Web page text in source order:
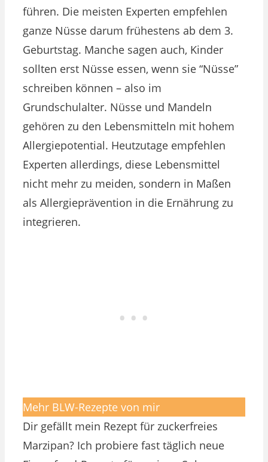
führen. Die meisten Experten empfehlen
ganze Nüsse darum frühestens ab dem 3.
Geburtstag. Manche sagen auch, Kinder
sollten erst Nüsse essen, wenn sie “Nüsse”
schreiben können – also im
Grundschulalter. Nüsse und Mandeln
gehören zu den Lebensmitteln mit hohem
Allergiepotential. Heutzutage empfehlen
Experten allerdings, diese Lebensmittel
nicht mehr zu meiden, sondern in Maßen
als Allergieprävention in die Ernährung zu
integrieren.
Mehr BLW-Rezepte von mir
Dir gefällt mein Rezept für zuckerfreies
Marzipan? Ich probiere fast täglich neue